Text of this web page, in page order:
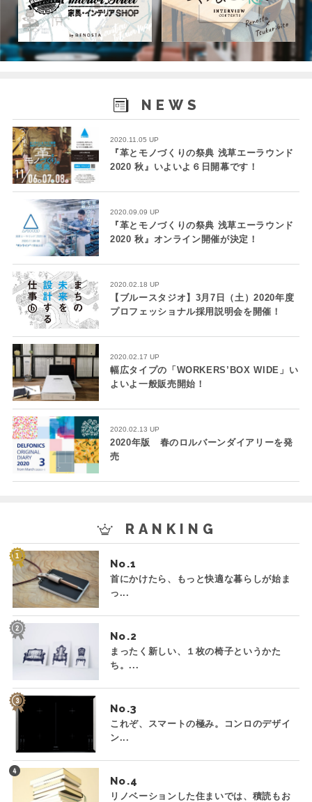
NEWS
2020.11.05 UP
『革とモノづくりの祭典 浅草エーラウンド
2020 秋』いよいよ６日開幕です！
2020.09.09 UP
『革とモノづくりの祭典 浅草エーラウンド
2020 秋』オンライン開催が決定！
2020.02.18 UP
【ブルースタジオ】3月7日（土）2020年度
プロフェッショナル採用説明会を開催！
2020.02.17 UP
幅広タイプの「WORKERS’BOX WIDE」い
よいよ一般販売開始！
2020.02.13 UP
2020年版 春のロルバーンダイアリーを発
売
RANKING
No.
首にかけたら、もっと快適な暮らしが始ま
っ...
No.
まったく新しい、１枚の椅子というかた
ち。...
No.
これぞ、スマートの極み。コンロのデザイ
ン...
No.
リノベーションした住まいでは、積読もお